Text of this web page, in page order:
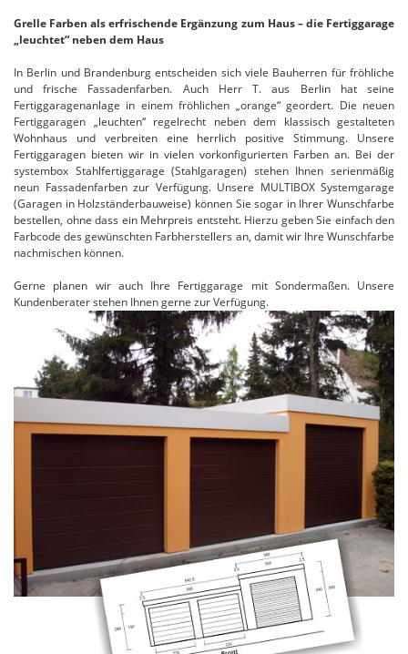
Grelle Farben als erfrischende Ergänzung zum Haus – die Fertiggarage
„leuchtet“ neben dem Haus
In Berlin und Brandenburg entscheiden sich viele Bauherren für fröhliche
und frische Fassadenfarben. Auch Herr T. aus Berlin hat seine
Fertiggaragenanlage in einem fröhlichen „orange“ geordert. Die neuen
Fertiggaragen „leuchten“ regelrecht neben dem klassisch gestalteten
Wohnhaus und verbreiten eine herrlich positive Stimmung. Unsere
Fertiggaragen bieten wir in vielen vorkonfigurierten Farben an. Bei der
systembox Stahlfertiggarage (Stahlgaragen) stehen Ihnen serienmäßig
neun Fassadenfarben zur Verfügung. Unsere MULTIBOX Systemgarage
(Garagen in Holzständerbauweise) können Sie sogar in Ihrer Wunschfarbe
bestellen, ohne dass ein Mehrpreis entsteht. Hierzu geben Sie einfach den
Farbcode des gewünschten Farbherstellers an, damit wir Ihre Wunschfarbe
nachmischen können.
Gerne planen wir auch Ihre Fertiggarage mit Sondermaßen. Unsere
Kundenberater stehen Ihnen gerne zur Verfügung.